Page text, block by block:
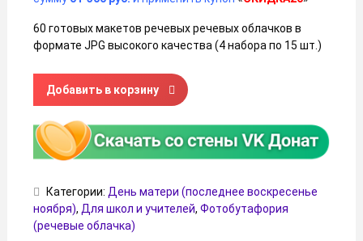
60 готовых макетов речевых речевых облачков в
формате JPG высокого качества (4 набора по 15 шт.)
Количество товара Речевые облачка для фотосессии к
Добавить в корзину
Категории: День матери (последнее воскресенье
ноября), Для школ и учителей, Фотобутафория
(речевые облачка)